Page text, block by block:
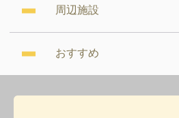
周辺施設
おすすめ